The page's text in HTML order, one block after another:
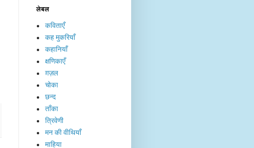
लेबल
कविताएँ
कह मुकरियाँ
कहानियाँ
क्षणिकाएँ
ग़ज़ल
चोका
छन्द
ताँका
त्रिवेणी
मन की वीथियाँ
माहिया